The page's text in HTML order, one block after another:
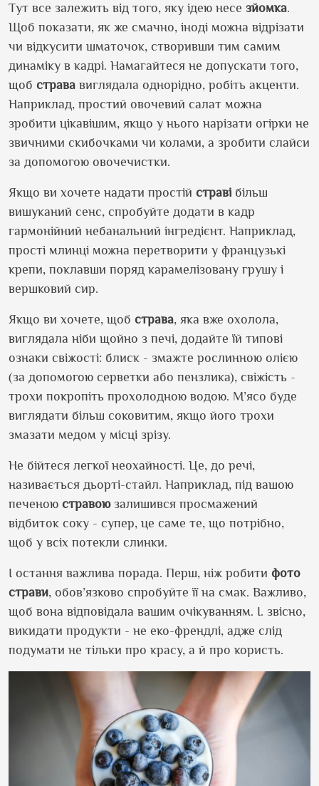
Тут все залежить від того, яку ідею несе зйомка.
Щоб показати, як же смачно, іноді можна відрізати
чи відкусити шматочок, створивши тим самим
динаміку в кадрі. Намагайтеся не допускати того,
щоб страва виглядала однорідно, робіть акценти.
Наприклад, простий овочевий салат можна
зробити цікавішим, якщо у нього нарізати огірки не
звичними скибочками чи колами, а зробити слайси
за допомогою овочечистки.
Якщо ви хочете надати простій страві більш
вишуканий сенс, спробуйте додати в кадр
гармонійний небанальний інгредієнт. Наприклад,
прості млинці можна перетворити у французькі
крепи, поклавши поряд карамелізовану грушу і
вершковий сир.
Якщо ви хочете, щоб страва, яка вже охолола,
виглядала ніби щойно з печі, додайте їй типові
ознаки свіжості: блиск - змажте рослинною олією
(за допомогою серветки або пензлика), свіжість -
трохи покропіть прохолодною водою. М’ясо буде
виглядати більш соковитим, якщо його трохи
змазати медом у місці зрізу.
Не бійтеся легкої неохайності. Це, до речі,
називається дьорті-стайл. Наприклад, під вашою
печеною стравоюзалишився просмажений
відбиток соку - супер, це саме те, що потрібно,
щоб у всіх потекли слинки.
І остання важлива порада. Перш, ніж робити фото
страви, обов’язково спробуйте її на смак. Важливо,
щоб вона відповідала вашим очікуванням. І. звісно,
викидати продукти - не еко-френдлі, адже слід
подумати не тільки про красу, а й про користь.